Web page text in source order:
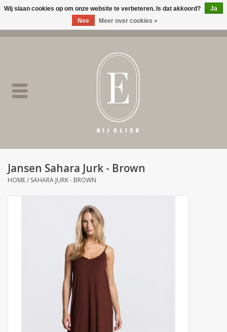
BIJ ELISE
SALE
Merken
Jansen Sahara Jurk - Brown
HOME/ SAHARA JURK - BROWN
Wij slaan cookies op om onze website te verbeteren. Is dat akkoord?
Ja
Nee
Meer over cookies »